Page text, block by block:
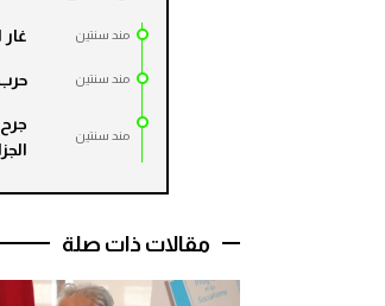
مند سنتين
مند سنتين
مند سنتين
مقالات ذات صلة